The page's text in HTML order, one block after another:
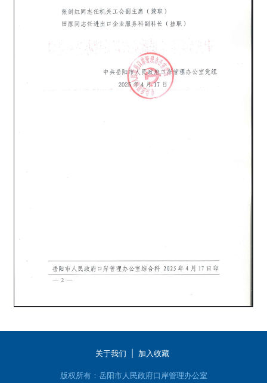
关于我们 加入收藏
版权所有：岳阳市人民政府口岸管理办公室